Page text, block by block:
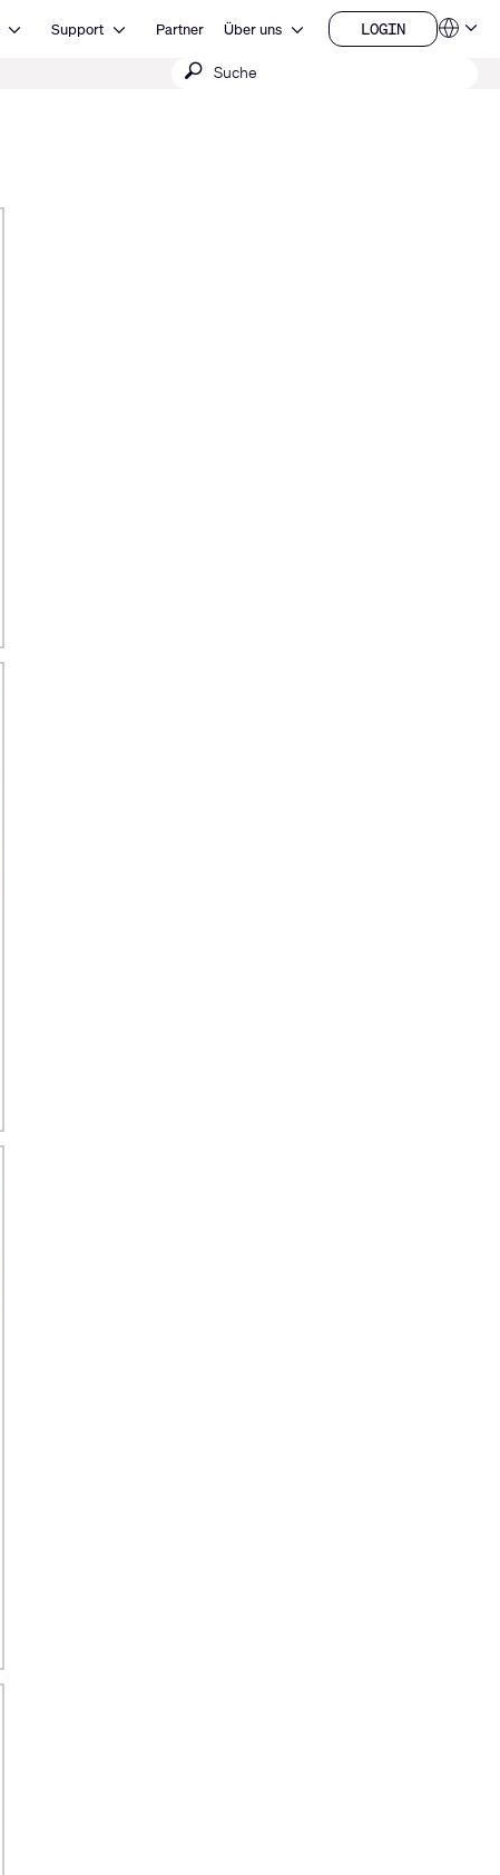
Open Ressourcen
Support Open SupportPartner Über uns Open Über uns LOGIN
LOGIN Sprachen
Suche